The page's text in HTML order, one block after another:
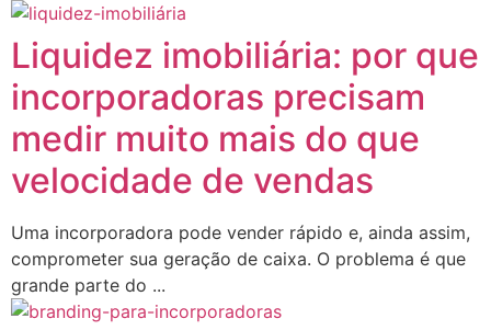
Liquidez imobiliária: por que
incorporadoras precisam
medir muito mais do que
velocidade de vendas
Uma incorporadora pode vender rápido e, ainda assim,
comprometer sua geração de caixa. O problema é que
grande parte do ...